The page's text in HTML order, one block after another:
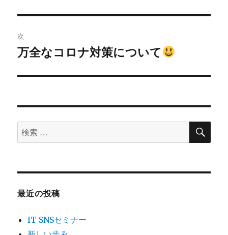
ビ
ゲ
ー
ン
の
投
稿:
次
次
投
万全なコロナ対策について
検
索
象:
検
最近の投稿
IT SNSセミナー